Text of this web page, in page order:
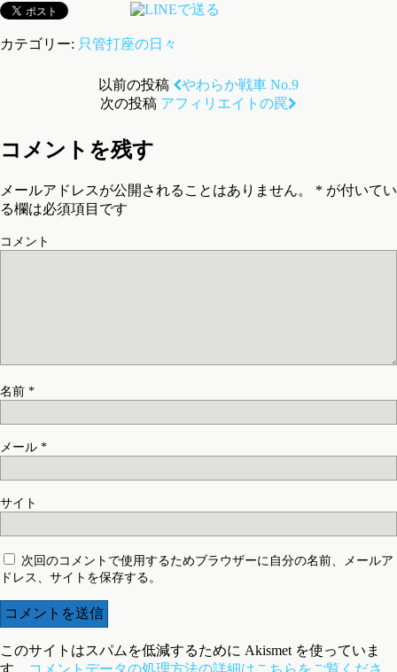
カテゴリー: 只管打座の日々
以前の投稿
やわらか戦車 No.9
次の投稿 アフィリエイトの罠
コメントを残す
メールアドレスが公開されることはありません。 * が付いてい
る欄は必須項目です
コメント
名前 *
メール *
サイト
次回のコメントで使用するためブラウザーに自分の名前、メールア
ドレス、サイトを保存する。
このサイトはスパムを低減するために Akismet を使っていま